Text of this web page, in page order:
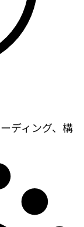
ディング、構